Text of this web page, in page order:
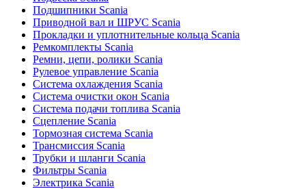
Подшипники Scania
Приводной вал и ШРУС Scania
Прокладки и уплотнительные кольца Scania
Ремкомплекты Scania
Ремни, цепи, ролики Scania
Рулевое управление Scania
Система охлаждения Scania
Система очистки окон Scania
Система подачи топлива Scania
Сцепление Scania
Тормозная система Scania
Трансмиссия Scania
Трубки и шланги Scania
Фильтры Scania
Электрика Scania